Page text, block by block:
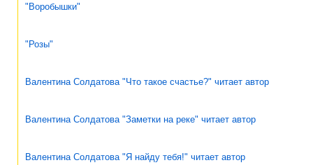
"Воробышки"
"Розы"
Валентина Солдатова "Что такое счастье?" читает автор
Валентина Солдатова "Заметки на реке" читает автор
Валентина Солдатова "Я найду тебя!" читает автор